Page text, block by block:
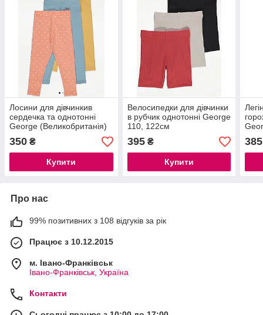
Лосини для дівчинкив
сердечка та однотонні
George (Великобританія)
р.92/98, 98/104, 104/110,
110/116см
350 ₴
Купити
Велосипедки для дівчинки
в рубчик однотонні George
110, 122см
395₴
Купити
385
Про нас
99% позитивних з 108 відгуків за рік
Працює з 10.12.2015
м. Івано-Франківськ
Івано-Франківськ, Україна
Контакти